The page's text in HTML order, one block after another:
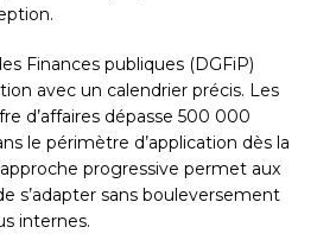
Finances publiques (DGFiP)
avec un calendrier précis. Les
d’affaires dépasse 500 000
le périmètre d’application dès la
progressive permet aux
s’adapter sans bouleversement
internes.